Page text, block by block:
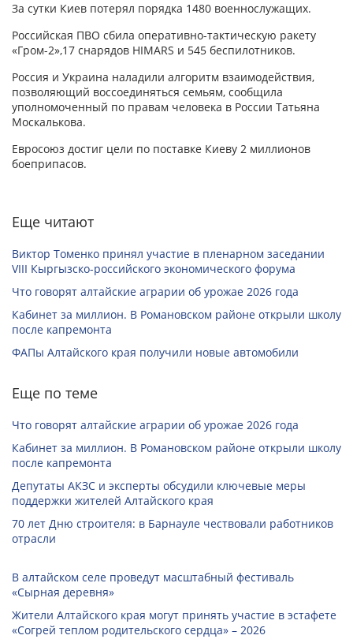
За сутки Киев потерял порядка 1480 военнослужащих.
Российская ПВО сбила оперативно-тактическую ракету
«Гром-2»,17 снарядов HIMARS и 545 беспилотников.
Россия и Украина наладили алгоритм взаимодействия,
позволяющий воссоединяться семьям, сообщила
уполномоченный по правам человека в России Татьяна
Москалькова.
Евросоюз достиг цели по поставке Киеву 2 миллионов
боеприпасов.
Еще читают
Виктор Томенко принял участие в пленарном заседании
VIII Кыргызско-российского экономического форума
Что говорят алтайские аграрии об урожае 2026 года
Кабинет за миллион. В Романовском районе открыли школу
после капремонта
ФАПы Алтайского края получили новые автомобили
Еще по теме
Что говорят алтайские аграрии об урожае 2026 года
Кабинет за миллион. В Романовском районе открыли школу
после капремонта
Депутаты АКЗС и эксперты обсудили ключевые меры
поддержки жителей Алтайского края
70 лет Дню строителя: в Барнауле чествовали работников
отрасли
В алтайском селе проведут масштабный фестиваль
«Сырная деревня»
Жители Алтайского края могут принять участие в эстафете
«Согрей теплом родительского сердца» – 2026